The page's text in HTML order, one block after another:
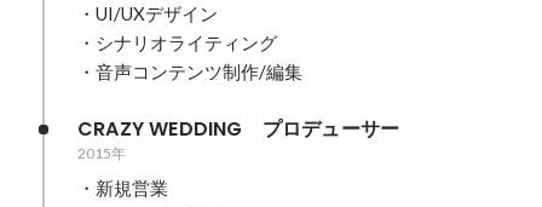
・UI/UXデザイン
・シナリオライティング
・音声コンテンツ制作/編集
CRAZY WEDDING　プロデューサー
2015年
・新規営業